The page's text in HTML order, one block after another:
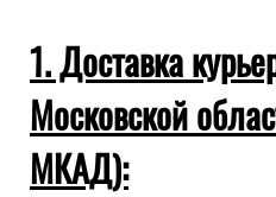
1. Доставка
Московской
МКАД):